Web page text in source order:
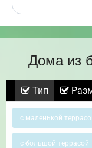
Дома из
Тип
с маленькой
с большой террасой